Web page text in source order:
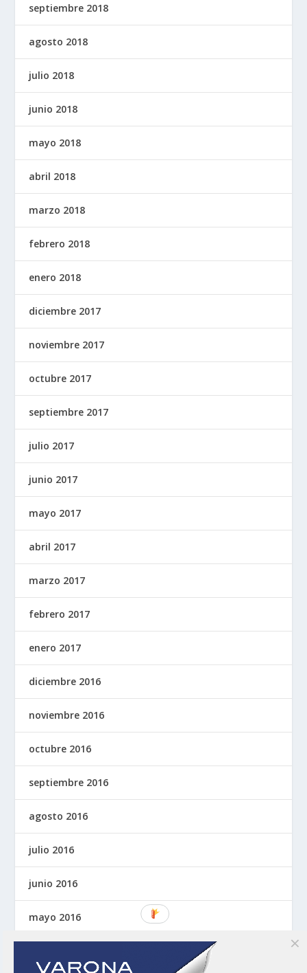
septiembre 2018
agosto 2018
julio 2018
junio 2018
mayo 2018
abril 2018
marzo 2018
febrero 2018
enero 2018
diciembre 2017
noviembre 2017
octubre 2017
septiembre 2017
julio 2017
junio 2017
mayo 2017
abril 2017
marzo 2017
febrero 2017
enero 2017
diciembre 2016
noviembre 2016
octubre 2016
septiembre 2016
agosto 2016
julio 2016
junio 2016
mayo 2016